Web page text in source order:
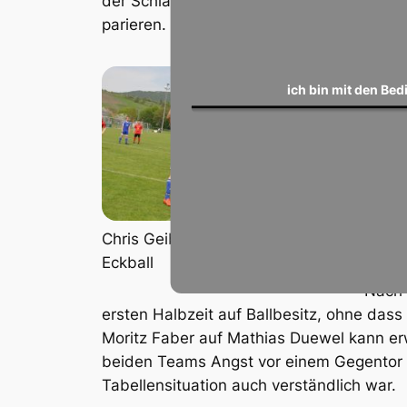
ich bin mit den
parieren.
Chris Geib verlängert einen
Eckball
In
in
zu
29.
Nach
ersten Halbzeit auf Ballbesitz, ohne
Moritz Faber auf Mathias Duewel kann
beiden Teams Angst vor einem
Tabellensituation auch verständlich war.